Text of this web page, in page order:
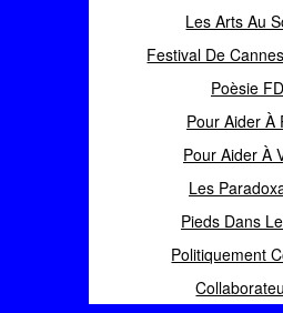
Les Arts Au
Festival De
Poèsie FD
Pour Aider À
Pour Aider À
Les
Pieds Dans
Politiquement